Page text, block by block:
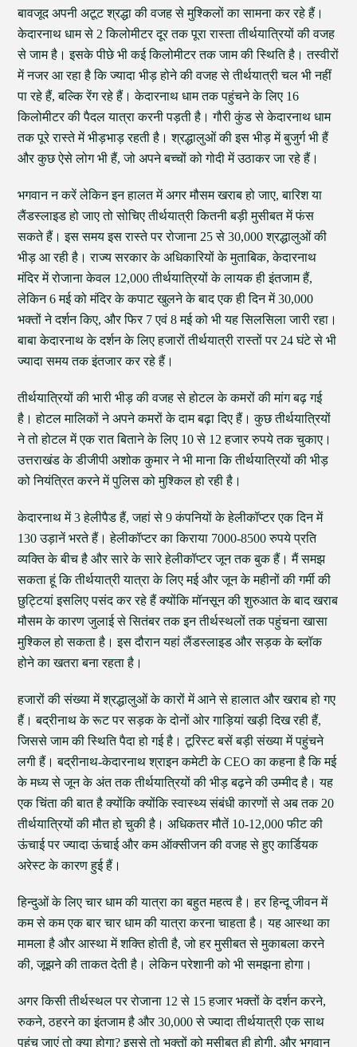
बावजूद अपनी अटूट श्रद्धा की वजह से मुश्किलों का सामना कर रहे हैं।
केदारनाथ धाम से 2 किलोमीटर दूर तक पूरा रास्ता तीर्थयात्रियों की वजह
से जाम है। इसके पीछे भी कई किलोमीटर तक जाम की स्थिति है। तस्वीरों
में नजर आ रहा है कि ज्यादा भीड़ होने की वजह से तीर्थयात्री चल भी नहीं
पा रहे हैं, बल्कि रेंग रहे हैं। केदारनाथ धाम तक पहुंचने के लिए 16
किलोमीटर की पैदल यात्रा करनी पड़ती है। गौरी कुंड से केदारनाथ धाम
तक पूरे रास्ते में भीड़भाड़ रहती है। श्रद्धालुओं की इस भीड़ में बुजुर्ग भी हैं
और कुछ ऐसे लोग भी हैं, जो अपने बच्चों को गोदी में उठाकर जा रहे हैं।
भगवान न करें लेकिन इन हालत में अगर मौसम खराब हो जाए, बारिश या
लैंडस्लाइड हो जाए तो सोचिए तीर्थयात्री कितनी बड़ी मुसीबत में फंस
सकते हैं। इस समय इस रास्ते पर रोजाना 25 से 30,000 श्रद्धालुओं की
भीड़ आ रही है। राज्य सरकार के अधिकारियों के मुताबिक, केदारनाथ
मंदिर में रोजाना केवल 12,000 तीर्थयात्रियों के लायक ही इंतजाम हैं,
लेकिन 6 मई को मंदिर के कपाट खुलने के बाद एक ही दिन में 30,000
भक्तों ने दर्शन किए, और फिर 7 एवं 8 मई को भी यह सिलसिला जारी रहा।
बाबा केदारनाथ के दर्शन के लिए हजारों तीर्थयात्री रास्तों पर 24 घंटे से भी
ज्यादा समय तक इंतजार कर रहे हैं।
तीर्थयात्रियों की भारी भीड़ की वजह से होटल के कमरों की मांग बढ़ गई
है। होटल मालिकों ने अपने कमरों के दाम बढ़ा दिए हैं। कुछ तीर्थयात्रियों
ने तो होटल में एक रात बिताने के लिए 10 से 12 हजार रुपये तक चुकाए।
उत्तराखंड के डीजीपी अशोक कुमार ने भी माना कि तीर्थयात्रियों की भीड़
को नियंत्रित करने में पुलिस को मुश्किल हो रही है।
केदारनाथ में 3 हेलीपैड हैं, जहां से 9 कंपनियों के हेलीकॉप्टर एक दिन में
130 उड़ानें भरते हैं। हेलीकॉप्टर का किराया 7000-8500 रुपये प्रति
व्यक्ति के बीच है और सारे के सारे हेलीकॉप्टर जून तक बुक हैं। मैं समझ
सकता हूं कि तीर्थयात्री यात्रा के लिए मई और जून के महीनों की गर्मी की
छुट्टियां इसलिए पसंद कर रहे हैं क्योंकि मॉनसून की शुरुआत के बाद खराब
मौसम के कारण जुलाई से सितंबर तक इन तीर्थस्थलों तक पहुंचना खासा
मुश्किल हो सकता है। इस दौरान यहां लैंडस्लाइड और सड़क के ब्लॉक
होने का खतरा बना रहता है।
हजारों की संख्या में श्रद्धालुओं के कारों में आने से हालात और खराब हो गए
हैं। बद्रीनाथ के रूट पर सड़क के दोनों ओर गाड़ियां खड़ी दिख रही हैं,
जिससे जाम की स्थिति पैदा हो गई है। टूरिस्ट बसें बड़ी संख्या में पहुंचने
लगी हैं। बद्रीनाथ-केदारनाथ श्राइन कमेटी के CEO का कहना है कि मई
के मध्य से जून के अंत तक तीर्थयात्रियों की भीड़ बढ़ने की उम्मीद है। यह
एक चिंता की बात है क्योंकि क्योंकि स्वास्थ्य संबंधी कारणों से अब तक 20
तीर्थयात्रियों की मौत हो चुकी है। अधिकतर मौतें 10-12,000 फीट की
ऊंचाई पर ज्यादा ऊंचाई और कम ऑक्सीजन की वजह से हुए कार्डियक
अरेस्ट के कारण हुई हैं।
हिन्दुओं के लिए चार धाम की यात्रा का बहुत महत्व है। हर हिन्दू जीवन में
कम से कम एक बार चार धाम की यात्रा करना चाहता है। यह आस्था का
मामला है और आस्था में शक्ति होती है, जो हर मुसीबत से मुकाबला करने
की, जूझने की ताकत देती है। लेकिन परेशानी को भी समझना होगा।
अगर किसी तीर्थस्थल पर रोजाना 12 से 15 हजार भक्तों के दर्शन करने,
रुकने, ठहरने का इंतजाम है और 30,000 से ज्यादा तीर्थयात्री एक साथ
पहुंच जाएं तो क्या होगा? इससे तो भक्तों को मुसीबत ही होगी, और भगवान